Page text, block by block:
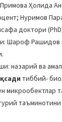
Ҳолида
Нуримов
доктори
Шароф Рашидов
назарий ва
тиббий-
микрообектлар